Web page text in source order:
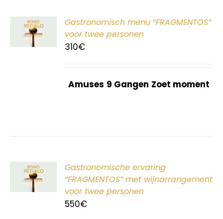
Gastronomisch menu “FRAGMENTOS”
voor twee personen
310€
Amuses 9 Gangen Zoet moment
Gastronomische ervaring
“FRAGMENTOS” met wijnarrangement
voor twee personen
550€